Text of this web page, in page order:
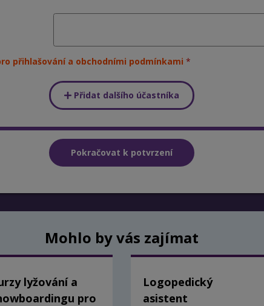
přihlašování a obchodními podmínkami
Přidat dalšího účastníka
Mohlo by vás zajímat
lyžování a
pro
Logopedický
asistent